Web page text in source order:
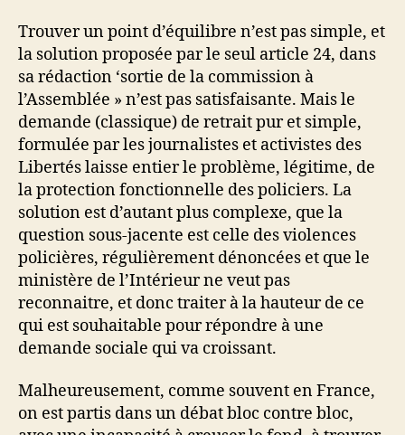
Trouver un point d’équilibre n’est pas simple, et
la solution proposée par le seul article 24, dans
sa rédaction ‘sortie de la commission à
l’Assemblée » n’est pas satisfaisante. Mais le
demande (classique) de retrait pur et simple,
formulée par les journalistes et activistes des
Libertés laisse entier le problème, légitime, de
la protection fonctionnelle des policiers. La
solution est d’autant plus complexe, que la
question sous-jacente est celle des violences
policières, régulièrement dénoncées et que le
ministère de l’Intérieur ne veut pas
reconnaitre, et donc traiter à la hauteur de ce
qui est souhaitable pour répondre à une
demande sociale qui va croissant.
Malheureusement, comme souvent en France,
on est partis dans un débat bloc contre bloc,